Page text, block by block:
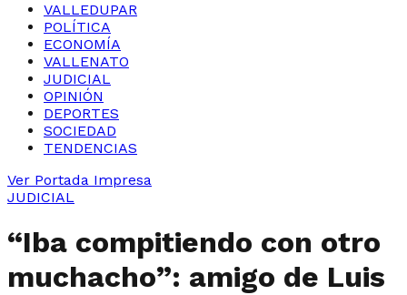
VALLEDUPAR
POLÍTICA
ECONOMÍA
VALLENATO
JUDICIAL
OPINIÓN
DEPORTES
SOCIEDAD
TENDENCIAS
Ver Portada Impresa
JUDICIAL
“Iba compitiendo con otro
muchacho”: amigo de Luis